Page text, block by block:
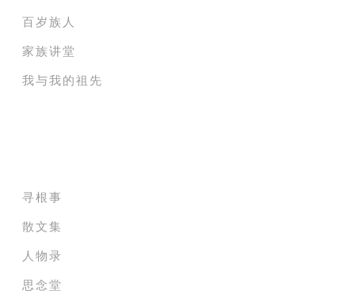
百岁族人
家族讲堂
我与我的祖先
寻根事
散文集
人物录
思念堂